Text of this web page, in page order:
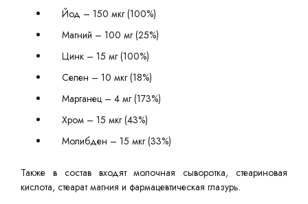
Йод – 150 мкг (100%)
Магний – 100 мг (25%)
Цинк – 15 мг (100%)
Селен – 10 мкг (18%)
Марганец – 4 мг (173%)
Хром – 15 мкг (43%)
Молибден – 15 мкг (33%)
Также в состав входят молочная сыворотка, стеариновая
кислота, стеарат магния и фармацевтическая глазурь.